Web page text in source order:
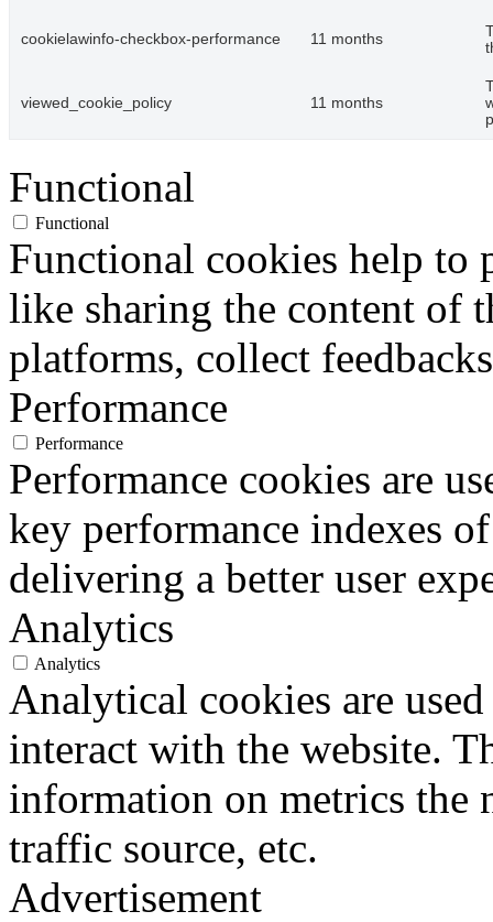
cookielawinfo-checkbox-performance 11 months
viewed_cookie_policy 11 months
Functional
Functional
Functional cookies help to
like sharing the content of
platforms, collect
Performance
Performance
Performance cookies are
key performance indexes
delivering a better user
Analytics
Analytics
Analytical cookies are
interact with the website.
information on metrics the
traffic source, etc.
Advertisement